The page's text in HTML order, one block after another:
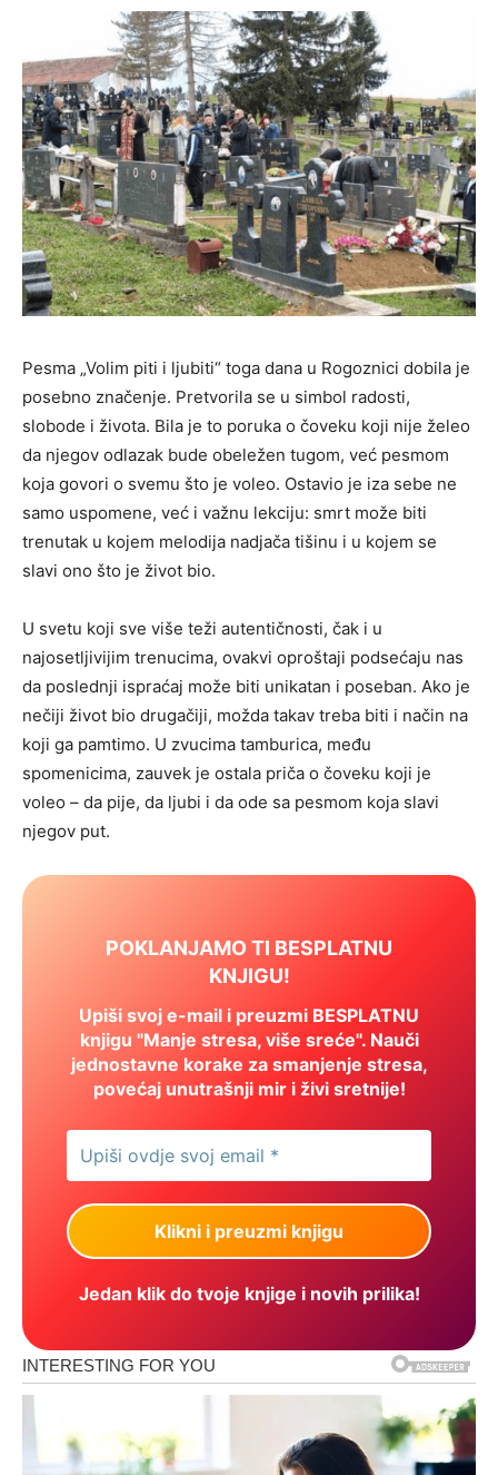
Pesma „Volim piti i ljubiti“ toga dana u Rogoznici dobila je
posebno značenje. Pretvorila se u simbol radosti,
slobode i života. Bila je to poruka o čoveku koji nije želeo
da njegov odlazak bude obeležen tugom, već pesmom
koja govori o svemu što je voleo. Ostavio je iza sebe ne
samo uspomene, već i važnu lekciju: smrt može biti
trenutak u kojem melodija nadjača tišinu i u kojem se
slavi ono što je život bio.
U svetu koji sve više teži autentičnosti, čak i u
najosetljivijim trenucima, ovakvi oproštaji podsećaju nas
da poslednji ispraćaj može biti unikatan i poseban. Ako je
nečiji život bio drugačiji, možda takav treba biti i način na
koji ga pamtimo. U zvucima tamburica, među
spomenicima, zauvek je ostala priča o čoveku koji je
voleo – da pije, da ljubi i da ode sa pesmom koja slavi
njegov put.
POKLANJAMO TI BESPLATNU
KNJIGU!
Upiši svoj e-mail i preuzmi BESPLATNU
knjigu "Manje stresa, više sreće". Nauči
jednostavne korake za smanjenje stresa,
povećaj unutrašnji mir i živi sretnije!
Jedan klik do tvoje knjige i novih prilika!